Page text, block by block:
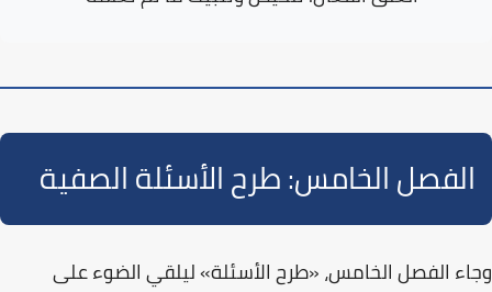
الفصل الخامس: طرح الأسئلة الصفية
وجاء الفصل الخامس،«طرح الأسئلة»ليلقي الضوء على